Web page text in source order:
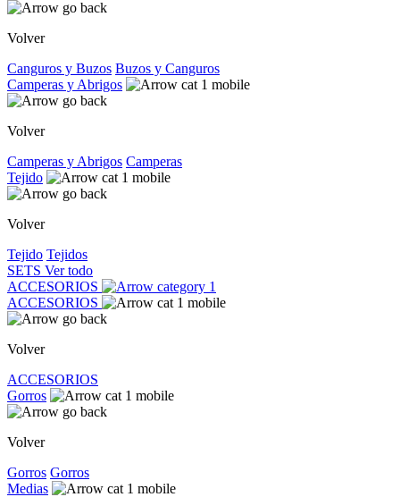
Volver
Canguros y Buzos Buzos y Canguros
Camperas y Abrigos
Volver
Camperas y Abrigos Camperas
Tejido
Volver
Tejido Tejidos
SETS Ver todo
ACCESORIOS
ACCESORIOS
Volver
ACCESORIOS
Gorros
Volver
Gorros Gorros
Medias